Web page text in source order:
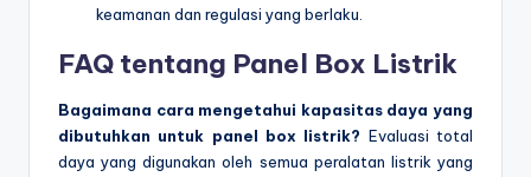
keamanan dan regulasi yang berlaku.
FAQ tentang Panel Box Listrik
Bagaimana cara mengetahui kapasitas daya yang
dibutuhkan untuk panel box listrik? Evaluasi total
daya yang digunakan oleh semua peralatan listrik yang